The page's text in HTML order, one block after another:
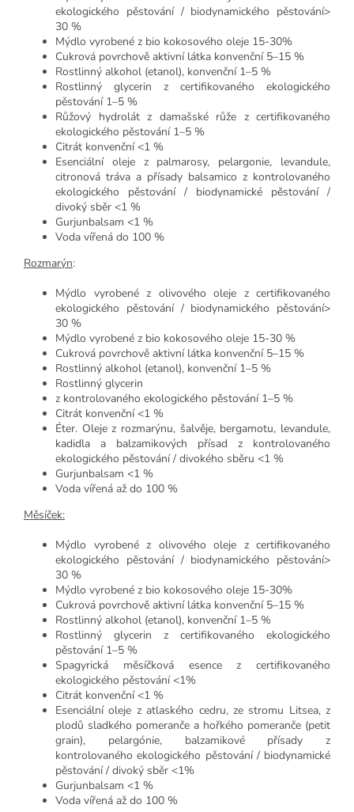
ekologického pěstování / biodynamického pěstování>
30 %
Mýdlo vyrobené z bio kokosového oleje 15-30%
Cukrová povrchově aktivní látka konvenční 5–15 %
Rostlinný alkohol (etanol), konvenční 1–5 %
Rostlinný glycerin z certifikovaného ekologického
pěstování 1–5 %
Růžový hydrolát z damašské růže z certifikovaného
ekologického pěstování 1–5 %
Citrát konvenční <1 %
Esenciální oleje z palmarosy, pelargonie, levandule,
citronová tráva a přísady balsamico z kontrolovaného
ekologického pěstování / biodynamické pěstování /
divoký sběr <1 %
Gurjunbalsam <1 %
Voda vířená do 100 %
Rozmarýn:
Mýdlo vyrobené z olivového oleje z certifikovaného
ekologického pěstování / biodynamického pěstování>
30 %
Mýdlo vyrobené z bio kokosového oleje 15-30 %
Cukrová povrchově aktivní látka konvenční 5–15 %
Rostlinný alkohol (etanol), konvenční 1–5 %
Rostlinný glycerin
z kontrolovaného ekologického pěstování 1–5 %
Citrát konvenční <1 %
Éter. Oleje z rozmarýnu, šalvěje, bergamotu, levandule,
kadidla a balzamikových přísad z kontrolovaného
ekologického pěstování / divokého sběru <1 %
Gurjunbalsam <1 %
Voda vířená až do 100 %
Měsíček:
Mýdlo vyrobené z olivového oleje z certifikovaného
ekologického pěstování / biodynamického pěstování>
30 %
Mýdlo vyrobené z bio kokosového oleje 15-30%
Cukrová povrchově aktivní látka konvenční 5–15 %
Rostlinný alkohol (etanol), konvenční 1–5 %
Rostlinný glycerin z certifikovaného ekologického
pěstování 1–5 %
Spagyrická měsíčková esence z certifikovaného
ekologického pěstování <1%
Citrát konvenční <1 %
Esenciální oleje z atlaského cedru, ze stromu Litsea, z
plodů sladkého pomeranče a hořkého pomeranče (petit
grain), pelargónie, balzamikové přísady z
kontrolovaného ekologického pěstování / biodynamické
pěstování / divoký sběr <1%
Gurjunbalsam <1 %
Voda vířená až do 100 %